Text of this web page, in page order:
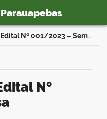
Cargos do PSS – Edital Nº 001/2023 – Semsa